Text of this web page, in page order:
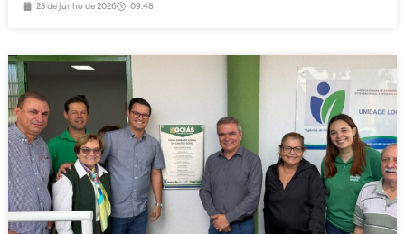
23 de junho de 2026 09:48